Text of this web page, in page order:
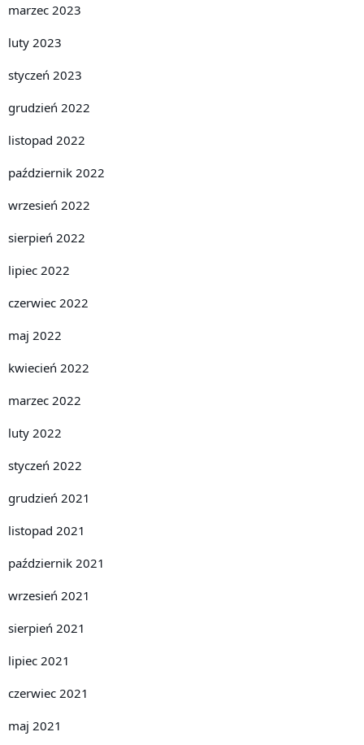
marzec 2023
luty 2023
styczeń 2023
grudzień 2022
listopad 2022
październik 2022
wrzesień 2022
sierpień 2022
lipiec 2022
czerwiec 2022
maj 2022
kwiecień 2022
marzec 2022
luty 2022
styczeń 2022
grudzień 2021
listopad 2021
październik 2021
wrzesień 2021
sierpień 2021
lipiec 2021
czerwiec 2021
maj 2021